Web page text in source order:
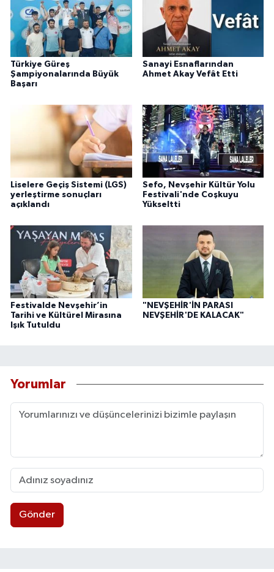
Türkiye Güreş
Şampiyonalarında Büyük
Başarı
Sanayi Esnaflarından
Ahmet Akay Vefât Etti
Liselere Geçiş Sistemi (LGS)
yerleştirme sonuçları
açıklandı
Sefo, Nevşehir Kültür Yolu
Festivali'nde Coşkuyu
Yükseltti
Festivalde Nevşehir’in
Tarihi ve Kültürel Mirasına
Işık Tutuldu
"NEVŞEHİR'İN PARASI
NEVŞEHİR'DE KALACAK"
Yorumlar
Gönder